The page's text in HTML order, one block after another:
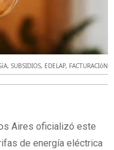
, SUBSIDIOS, EDELAP, FACTURACIóN
Aires oficializó este
de energía eléctrica